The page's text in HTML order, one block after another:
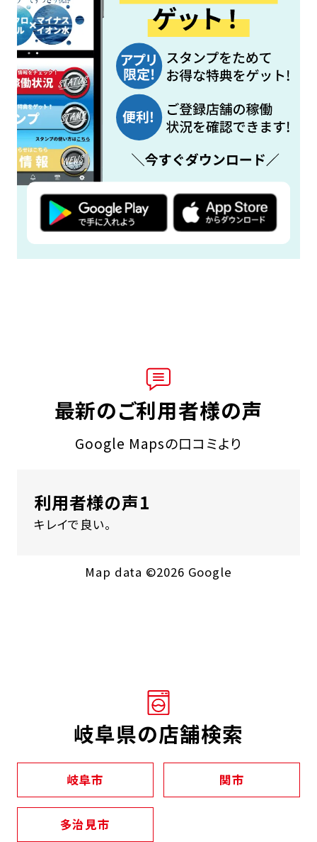
最新のご利用者様の声
Google Mapsの口コミより
利用者様の声1
キレイで良い。
Map data ©2026 Google
岐阜県の店舗検索
岐阜市 関市
多治見市